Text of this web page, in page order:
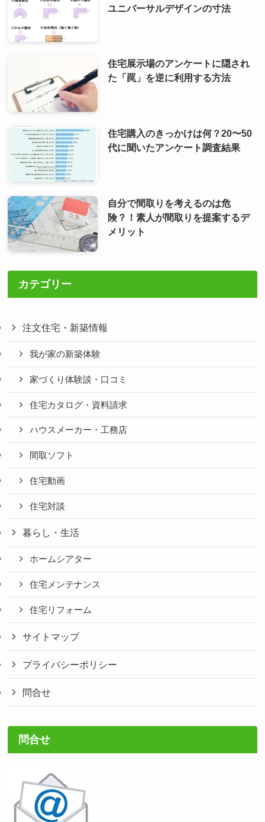
ユニバーサルデザインの寸法
住宅展示場のアンケートに隠され
た「罠」を逆に利用する方法
住宅購入のきっかけは何？20〜50
代に聞いたアンケート調査結果
自分で間取りを考えるのは危
険？！素人が間取りを提案するデ
メリット
カテゴリー
注文住宅・新築情報
我が家の新築体験
家づくり体験談・口コミ
住宅カタログ・資料請求
ハウスメーカー・工務店
間取ソフト
住宅動画
住宅対談
暮らし・生活
ホームシアター
住宅メンテナンス
住宅リフォーム
サイトマップ
プライバシーポリシー
問合せ
問合せ